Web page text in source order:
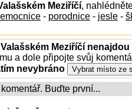
Meziříčí,
- porodnice - jesle -
Meziříčí
a dole připojte svůj
nevybráno
Buďte první...